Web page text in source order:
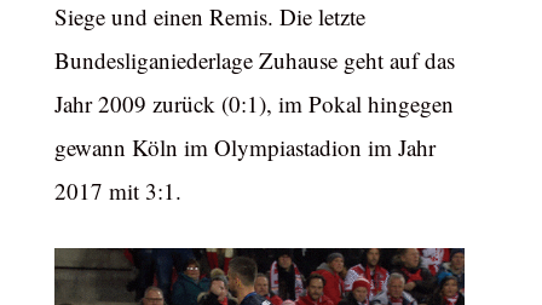
Siege und einen Remis. Die letzte
Bundesliganiederlage Zuhause geht auf das
Jahr 2009 zurück (0:1), im Pokal hingegen
gewann Köln im Olympiastadion im Jahr
2017 mit 3:1.